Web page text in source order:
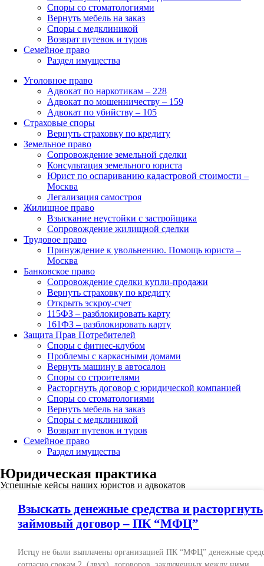
Споры со стоматологиями
Вернуть мебель на заказ
Споры с медклиникой
Возврат путевок и туров
Семейное право
Раздел имущества
Уголовное право
Адвокат по наркотикам – 228
Адвокат по мошенничеству – 159
Адвокат по убийству – 105
Страховые споры
Вернуть страховку по кредиту
Земельное право
Сопровождение земельной сделки
Консультация земельного юриста
Юрист по оспариванию кадастровой стоимости –
Москва
Легализация самостроя
Жилищное право
Взыскание неустойки с застройщика
Сопровождение жилищной сделки
Трудовое право
Принуждение к увольнению. Помощь юриста –
Москва
Банковское право
Сопровождение сделки купли-продажи
Вернуть страховку по кредиту
Открыть эскроу-счет
115ФЗ – разблокировать карту
161ФЗ – разблокировать карту
Защита Прав Потребителей
Споры с фитнес-клубом
Проблемы с каркасными домами
Вернуть машину в автосалон
Споры со строителями
Расторгнуть договор с юридической компанией
Споры со стоматологиями
Вернуть мебель на заказ
Споры с медклиникой
Возврат путевок и туров
Семейное право
Раздел имущества
Юридическая практика
Успешные кейсы наших юристов и адвокатов
Взыскать денежные средства и расторгнуть
займовый договор – ПК “МФЦ”
Истцу не были выплачены организацией ПК “МФЦ” денежные